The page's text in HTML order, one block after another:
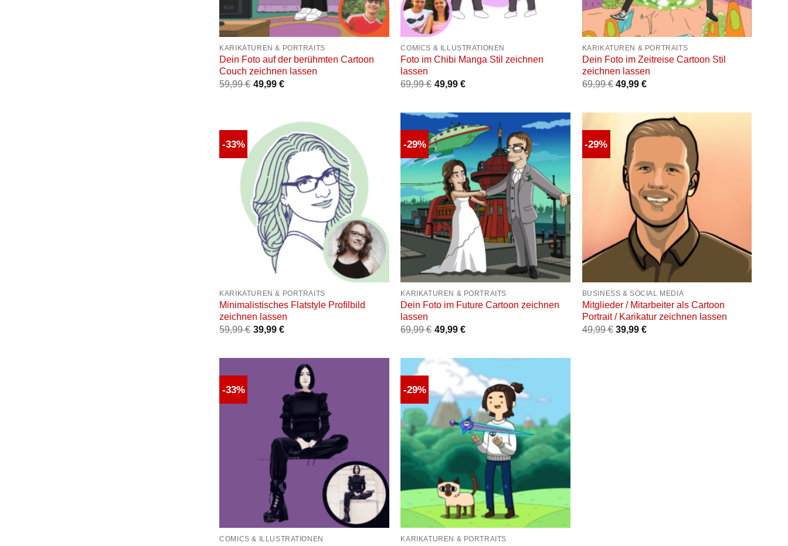
+
KARIKATUREN & PORTRAITS
Dein Foto auf der berühmten Cartoon
Couch zeichnen lassen
59,99€ 49,99 €
+
COMICS & ILLUSTRATIONEN
Foto im Chibi Manga Stil zeichnen
lassen
69,99€ 49,99€
KARIKATUREN & PORTRAITS
Dein Foto im Zeitreise Cartoon Stil
zeichnen lassen
69,99€ 49,99€
-33%
Auf die
Wunschliste
KARIKATUREN & PORTRAITS
Minimalistisches Flatstyle Profilbild
zeichnen lassen
59,99€ 39,99 €
-29%
Auf die
Wunschliste
KARIKATUREN & PORTRAITS
Dein Foto im Future Cartoon zeichnen
lassen
69,99€ 49,99€
-29%
BUSINESS & SOCIAL MEDIA
Mitglieder / Mitarbeiter als Cartoon
Portrait / Karikatur zeichnen lassen
49,99€ 39,99€
-33%
COMICS & ILLUSTRATIONEN
-29%
Auf die
Wunschliste
KARIKATUREN & PORTRAITS